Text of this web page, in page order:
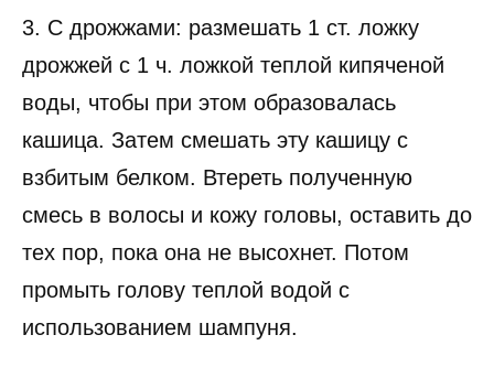
3. C дрожжами: размешать 1 ст. ложку
дрожжей с 1 ч. ложкой теплой кипяченой
воды, чтобы при этом образовалась
кашица. Затем смешать эту кашицу с
взбитым белком. Втереть полученную
смесь в волосы и кожу головы, оставить до
тех пор, пока она не высохнет. Потом
промыть голову теплой водой с
использованием шампуня.